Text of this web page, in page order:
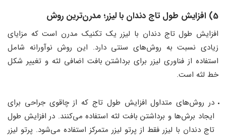
5) افزایش طول تاج دندان با لیزر؛ مدرن‌ترین روش
افزایش طول تاج دندان با لیزر یک تکنیک مدرن است که مزایای
زیادی نسبت به روش‌های سنتی دارد. این روش نوآورانه شامل
استفاده از فناوری لیزر برای برداشتن بافت اضافی لثه و تغییر شکل
خط لثه است.
در روش‌های متداول افزایش طول تاج که از چاقوی جراحی برای
ایجاد برش‌ها و برداشتن بافت لثه استفاده می‌کنند. در افزایش طول
تاج دندان با لیزر فقط از پرتو لیزر متمرکز استفاده می‌شود. پرتو لیزر